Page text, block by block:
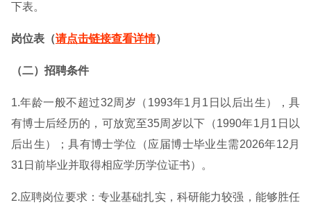
下表。
岗位表（请点击链接查看详情）
（二）招聘条件
1.年龄一般不超过32周岁（1993年1月1日以后出生），具
有博士后经历的，可放宽至35周岁以下（1990年1月1日以
后出生）；具有博士学位（应届博士毕业生需2026年12月
31日前毕业并取得相应学历学位证书）。
2.应聘岗位要求：专业基础扎实，科研能力较强，能够胜任